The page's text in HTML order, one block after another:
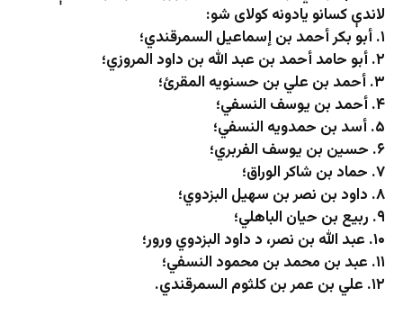
لاندې کسانو یادونه کولای شو:
۱. أبو بكر أحمد بن إسماعيل السمرقندي؛
۲. أبو حامد أحمد بن عبد الله بن داود المروزي؛
۳. أحمد بن علي بن حسنویه المقرئ؛
۴. أحمد بن یوسف النسفي؛
۵. أسد بن حمدویه النسفي؛
۶. حسین بن یوسف الفربري؛
۷. حماد بن شاکر الوراق؛
۸. داود بن نصر بن سهیل البزدوي؛
۹. ربیع بن حیان الباهلي؛
۱۰. عبد الله بن نصر، د داود البزدوي ورور؛
۱۱. عبد بن محمد بن محمود النسفي؛
۱۲. علي بن عمر بن کلثوم السمرقندي.